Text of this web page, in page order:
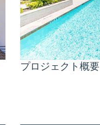
プロジェクト概要